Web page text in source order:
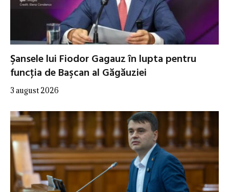
Şansele lui Fiodor Gagauz în lupta pentru
funcţia de Başcan al Găgăuziei
3 august 2026